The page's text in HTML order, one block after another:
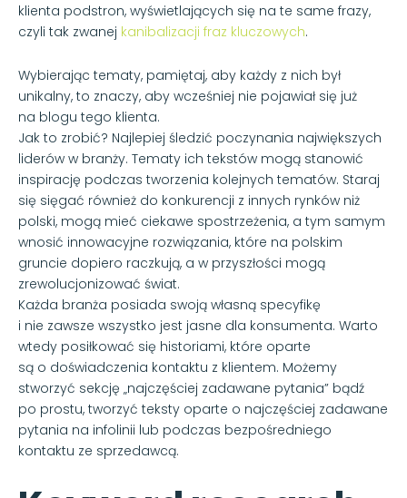
klienta podstron, wyświetlających się na te same frazy,
czyli tak zwanej kanibalizacji fraz kluczowych.
Wybierając tematy, pamiętaj, aby każdy z nich był
unikalny, to znaczy, aby wcześniej nie pojawiał się już
na blogu tego klienta.
Jak to zrobić? Najlepiej śledzić poczynania największych
liderów w branży. Tematy ich tekstów mogą stanowić
inspirację podczas tworzenia kolejnych tematów. Staraj
się sięgać również do konkurencji z innych rynków niż
polski, mogą mieć ciekawe spostrzeżenia, a tym samym
wnosić innowacyjne rozwiązania, które na polskim
gruncie dopiero raczkują, a w przyszłości mogą
zrewolucjonizować świat.
Każda branża posiada swoją własną specyfikę
i nie zawsze wszystko jest jasne dla konsumenta. Warto
wtedy posiłkować się historiami, które oparte
są o doświadczenia kontaktu z klientem. Możemy
stworzyć sekcję „najczęściej zadawane pytania” bądź
po prostu, tworzyć teksty oparte o najczęściej zadawane
pytania na infolinii lub podczas bezpośredniego
kontaktu ze sprzedawcą.